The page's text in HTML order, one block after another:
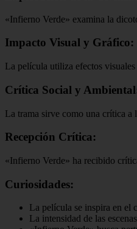
«Infierno Verde» examina la
Impacto Visual y Gráfico:
La película utiliza efectos
Crítica Social y
La trama sirve como una crítica a
Recepción Crítica:
«Infierno Verde» ha recibido
Curiosidades:
La película se inspira en el
La intensidad de las